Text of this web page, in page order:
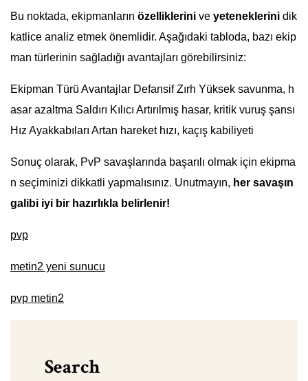
Bu noktada, ekipmanların özelliklerini ve yeteneklerini dik
katlice analiz etmek önemlidir. Aşağıdaki tabloda, bazı ekip
man türlerinin sağladığı avantajları görebilirsiniz:
Ekipman Türü Avantajlar Defansif Zırh Yüksek savunma, h
asar azaltma Saldırı Kılıcı Artırılmış hasar, kritik vuruş şansı
Hız Ayakkabıları Artan hareket hızı, kaçış kabiliyeti
Sonuç olarak, PvP savaşlarında başarılı olmak için ekipma
n seçiminizi dikkatli yapmalısınız. Unutmayın, her savaşın
galibi iyi bir hazırlıkla belirlenir!
pvp
metin2 yeni sunucu
pvp metin2
Search